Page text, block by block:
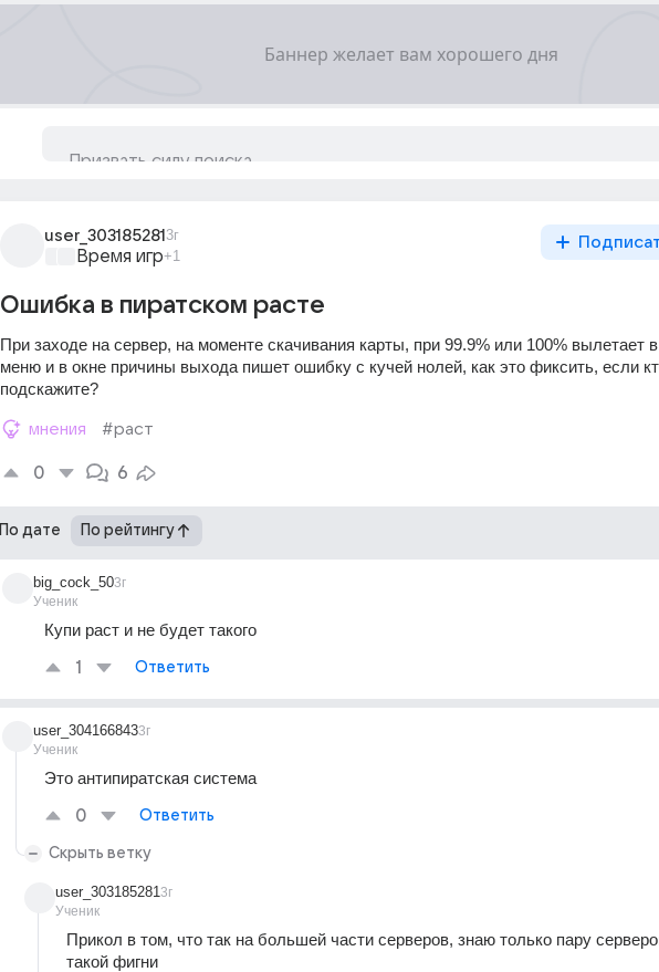
user_303185281 3г
Время игр+1
Ошибка в пиратском расте
При заходе на сервер, на моменте скачивания карты, при 99.9% или 100% вылетает
меню и в окне причины выхода пишет ошибку с кучей нолей, как это фиксить, если
подскажите?
мнения #раст
0 6
По дате По рейтингу
big_cock_50
Ученик
3г
Купи раст и не будет такого
1 Ответить
user_304166843
Ученик
3г
Это антипиратская система
0 Ответить
Скрыть ветку
user_303185281
Ученик
3г
Прикол в том, что так на большей части серверов, знаю только пару
такой фигни